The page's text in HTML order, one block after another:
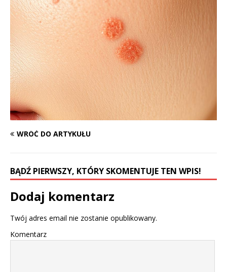
WRÓĆ DO ARTYKUŁU
BĄDŹ PIERWSZY, KTÓRY SKOMENTUJE TEN WPIS!
Dodaj komentarz
Twój adres email nie zostanie opublikowany.
Komentarz